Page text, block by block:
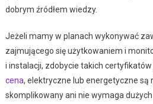
dobrym źródłem wiedzy.
Jeżeli mamy w planach wykonywać
zajmującego się użytkowaniem i
i instalacji, zdobycie takich certyfikatów
cena, elektryczne lub energetyczne są
skomplikowany ani nie wymaga